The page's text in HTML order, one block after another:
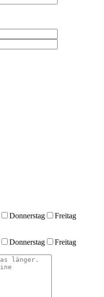
Donnerstag
Freitag
Donnerstag Freitag